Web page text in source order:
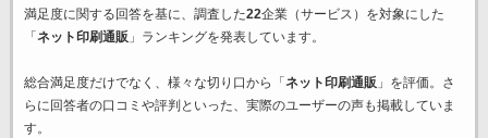
満足度に関する回答を基に、調査した22企業（サービス）を対象にした
「 ネット印刷通販 」ランキングを発表しています。
総合満足度だけでなく、様々な切り口から「 ネット印刷通販 」を評価。さ
らに回答者の口コミや評判といった、実際のユーザーの声も掲載していま
す。